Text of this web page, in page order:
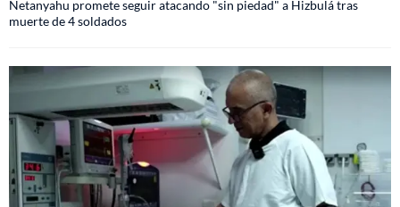
Netanyahu promete seguir atacando "sin piedad" a Hizbulá tras
muerte de 4 soldados